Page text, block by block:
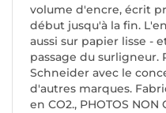
volume d'encre, écrit
début jusqu'à la fin.
aussi sur papier lisse -
passage du surligneur.
Schneider avec le
d'autres marques.
en CO2., PHOTOS NON